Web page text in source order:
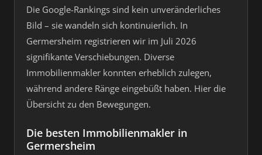
Die Google-Rankings sind kein unveränderliches
Bild – sie wandeln sich kontinuierlich. In
Germersheim registrieren wir im Juli 2026
signifikante Verschiebungen. Diverse
Immobilienmakler konnten erheblich zulegen,
während andere Ränge eingebüßt haben. Hier die
Übersicht zu den Bewegungen.
Die besten Immobilienmakler in
Germersheim